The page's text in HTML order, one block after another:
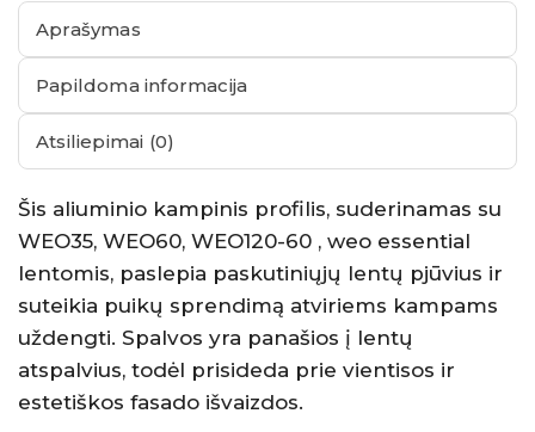
Aprašymas
Papildoma informacija
Atsiliepimai (0)
Šis aliuminio kampinis profilis, suderinamas su
WEO35, WEO60, WEO120-60 , weo essential
lentomis, paslepia paskutiniųjų lentų pjūvius ir
suteikia puikų sprendimą atviriems kampams
uždengti. Spalvos yra panašios į lentų
atspalvius, todėl prisideda prie vientisos ir
estetiškos fasado išvaizdos.